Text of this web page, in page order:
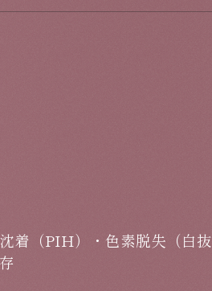
着（PIH）・色素脱失（白抜